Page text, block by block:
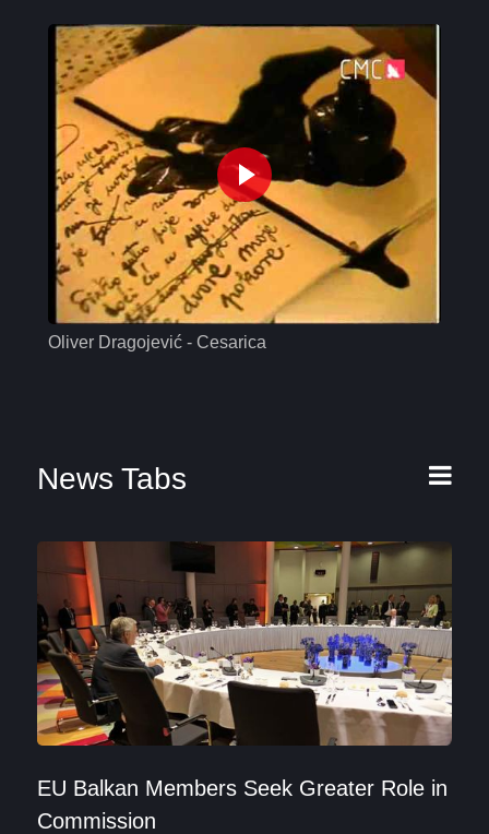
Oliver Dragojević - Cesarica
News Tabs
EU Balkan Members Seek Greater Role in
Commission